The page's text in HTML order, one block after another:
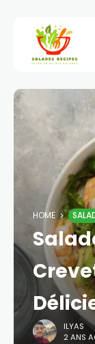
HOME
ILYAS
2 ANS